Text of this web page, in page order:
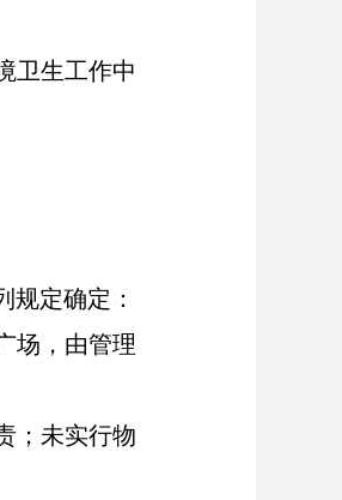
卫生工作中
规定确定：
场， 由管理
；未实行物